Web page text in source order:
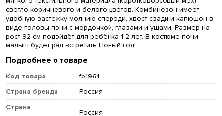
светло-коричневого и белого цветов. Комбинезон имеет
удобную застежку-молнию спереди, хвост сзади и капюшон в
виде головы пони с мордочкой, глазами и ушами. Размер на
рост 92 см подойдёт для ребёнка 1-2 лет. В костюме пони
малыш будет рад встретить Новый год!
Подробнее о товаре
Код товара
fb1961
Страна бренда
Россия
Страна
Россия